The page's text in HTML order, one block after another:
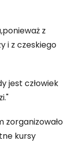
z
i z czeskiego
jest człowiek
zorganizowało
kursy